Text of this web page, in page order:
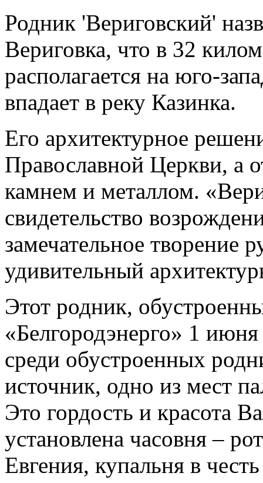
Родник 'Вериговский'
Вериговка, что в 32
располагается на юго-
впадает в реку Казинка.
Его архитектурное
Православной Церкви, а
камнем и металлом.
свидетельство
замечательное творение
удивительный
Этот родник,
«Белгородэнерго» 1
среди обустроенных
источник, одно из мест
Это гордость и красота
установлена часовня –
Евгения, купальня в